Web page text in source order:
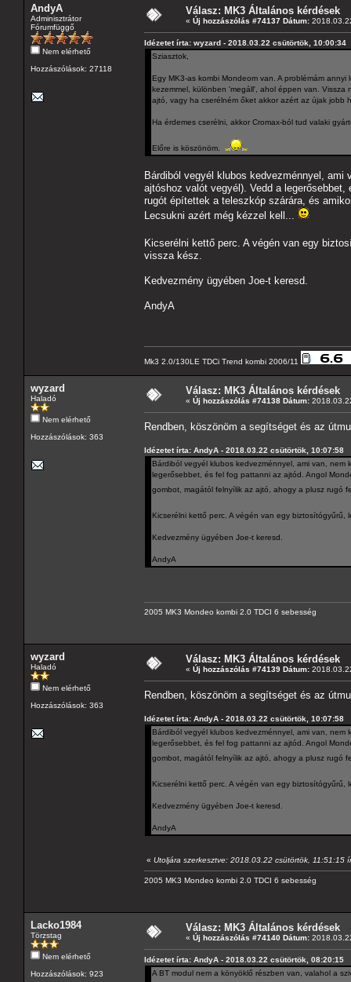
AndyA
Adminisztrátor
Fórumfüggő
Nem elérhető
Hozzászólások: 27118
Válasz: MK3 Általános kérdések
« Új hozzászólás #74137 Dátum:
Idézetet írta: wyzard - 2018.03.22 csütörtök, 10:00:34
Sziasztok,
Egy MK3-as kombi Mondeom van. A problémám
kezemmel, különben 'megáll', ahol éppen van.
ajtó, vagy ha cserélném őket akkor azért az újak jobb
Ha érdemes cserélni, akkor Cromax-ból tud valaki
Előre is köszönöm.
Bárdiból vegyél klubos kedvezménnyel,
ajtóshoz valót vegyél). Vedd a
rugót építettek a teleszkóp szárára, és
Lecsukni azért még kézzel kell...
Kicserélni kettő perc. A végén van egy
vissza kész.
Kedvezmény ügyében Joe-t keresd.
AndyA
Mk3 2.0/130LE TDCi Trend kombi 2006/11
wyzard
Haladó
Nem elérhető
Hozzászólások: 363
Válasz: MK3 Általános kérdések
« Új hozzászólás #74138 Dátum:
Rendben, köszönöm a segítséget és az
Idézetet írta: AndyA - 2018.03.22 csütörtök, 10:07:58
Bárdiból vegyél klubos kedvezménnyel, ami van,
legerősebbet, és fel fog pattanni az ajtód. Angol
gombot, magától felnyílik az ajtó, ahogy a plusz rugó
Kicserélni kettő perc. A végén van egy
Kedvezmény ügyében Joe-t keresd.
AndyA
2005 MK3 Mondeo kombi 2.0 TDCI 6 sebesség
wyzard
Haladó
Nem elérhető
Hozzászólások: 363
Válasz: MK3 Általános kérdések
« Új hozzászólás #74139 Dátum:
Rendben, köszönöm a segítséget és az
Idézetet írta: AndyA - 2018.03.22 csütörtök, 10:07:58
Bárdiból vegyél klubos kedvezménnyel, ami van,
legerősebbet, és fel fog pattanni az ajtód. Angol
gombot, magától felnyílik az ajtó, ahogy a plusz rugó
Kicserélni kettő perc. A végén van egy
Kedvezmény ügyében Joe-t keresd.
AndyA
« Utoljára szerkesztve: 2018.03.22 csütörtök, 11:51:15
2005 MK3 Mondeo kombi 2.0 TDCI 6 sebesség
Lacko1984
Törzstag
Nem elérhető
Hozzászólások: 923
Válasz: MK3 Általános kérdések
« Új hozzászólás #74140 Dátum:
Idézetet írta: AndyA - 2018.03.22 csütörtök, 08:20:15
A BT modul nem a könyöklő részben van, valahol a